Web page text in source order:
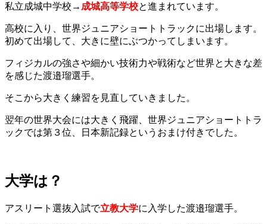
私立成城中学校→ 成城高等学校と進まれています。
高校に入り、世界ジュニアショートトラックに出場します。
初めて出場して、大きに壁にぶつかってしまいます。
フィジカルの強さや細かい技術力や戦術など世界と大きな差
を感じた渡邉瑠選手。
そこから大きく練習を見直していきました。
翌年の世界大会には大きく飛躍、世界ジュニアショートトラ
ックでは第３位、日本新記録というおまけ付きでした。
大学は？
アスリート選抜入試で立教大学に入学した渡邉瑠選手。